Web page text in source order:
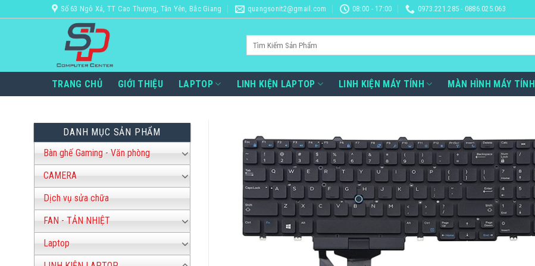
qua
Số 63 Ngô Xá, TT Cao Thượng, Tân Yên, Bắc Giang quangsonit2@gmail.com 08:00 - 17:00 0973.221.285 - 0886.025.063
TRANG CHỦ GIỚI THIỆU LAPTOP LINH KIỆN LAPTOP LINH KIỆN MÁY TÍNH MÀN HÌNH MÁY TÍNH
DANH MỤC SẢN PHẨM
Bàn ghế Gaming - Văn phòng
CAMERA
Dịch vụ sửa chữa
FAN - TẢN NHIỆT
Laptop